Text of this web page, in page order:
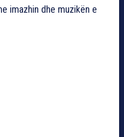
imazhin dhe muzikën e